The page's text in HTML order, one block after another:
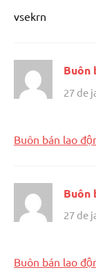
vsekrn
Buôn
27 de
Buôn bán lao
Buôn
27 de
Buôn bán lao